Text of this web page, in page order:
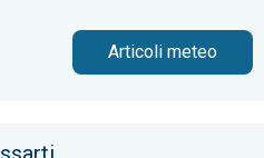
Articoli meteo